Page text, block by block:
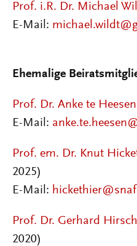
Prof. i.R. Dr. Michael
E-Mail:
Ehemalige
Prof. Dr. Anke te Heesen
E-Mail:
Prof. em. Dr. Knut
2025)
E-Mail:
Prof. Dr. Gerhard
2020)